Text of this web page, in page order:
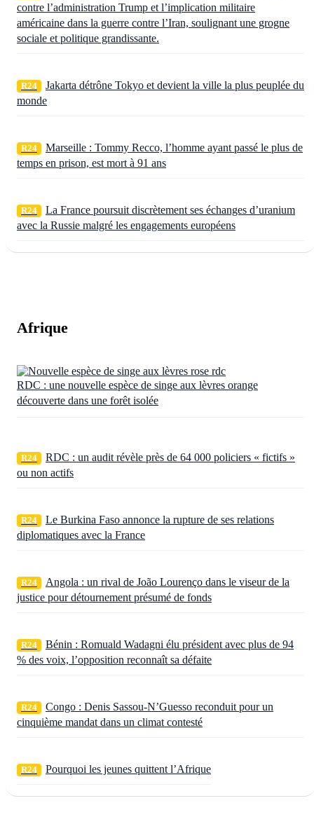
contre l’administration Trump et l’implication militaire
américaine dans la guerre contre l’Iran, soulignant une grogne
sociale et politique grandissante.
R24
Jakarta détrône Tokyo et devient la ville la plus peuplée du
monde
R24
Marseille : Tommy Recco, l’homme ayant passé le plus de
temps en prison, est mort à 91 ans
R24
La France poursuit discrètement ses échanges d’uranium
avec la Russie malgré les engagements européens
Afrique
RDC : une nouvelle espèce de singe aux lèvres orange
découverte dans une forêt isolée
R24
RDC : un audit révèle près de 64 000 policiers « fictifs »
ou non actifs
R24
Le Burkina Faso annonce la rupture de ses relations
diplomatiques avec la France
R24
Angola : un rival de João Lourenço dans le viseur de la
justice pour détournement présumé de fonds
R24
Bénin : Romuald Wadagni élu président avec plus de 94
% des voix, l’opposition reconnaît sa défaite
R24
Congo : Denis Sassou‑N’Guesso reconduit pour un
cinquième mandat dans un climat contesté
R24 Pourquoi les jeunes quittent l’Afrique